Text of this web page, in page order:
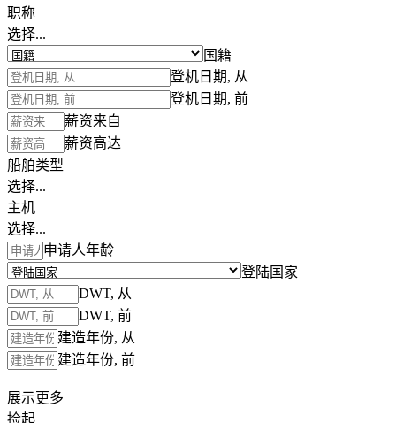
职称
选择...
国籍
登机日期, 从
登机日期, 前
薪资来自
薪资高达
船舶类型
选择...
主机
选择...
申请人年龄
登陆国家
DWT, 从
DWT, 前
建造年份, 从
建造年份, 前
展示更多
捡起